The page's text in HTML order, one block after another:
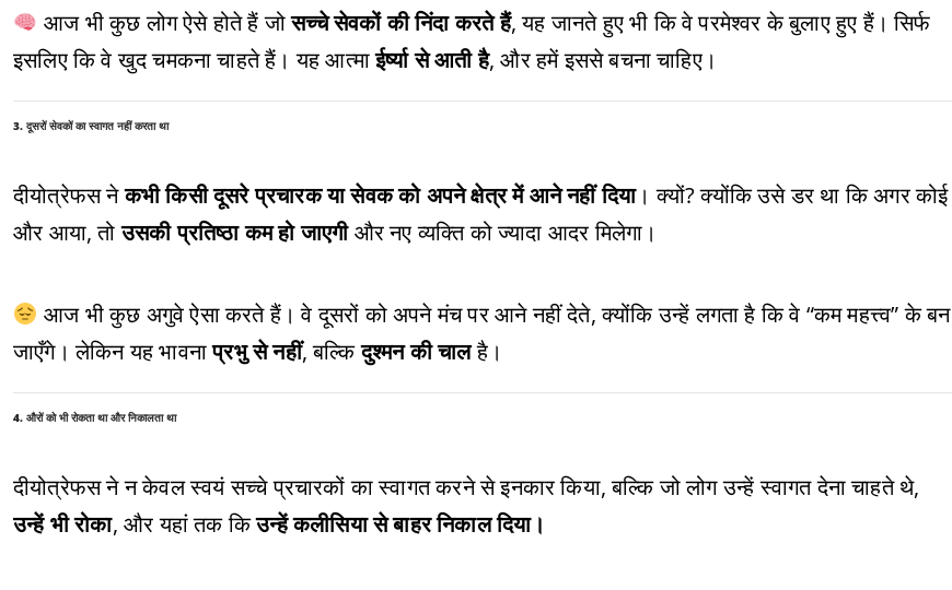
आज भी कुछ लोग ऐसे होते हैं जोसच्चे सेवकों की निंदा करते हैं, यह जानते हुए भी कि वे परमेश्वर के बुलाए हुए हैं। सिर्फ
इसलिए कि वे खुद चमकना चाहते हैं। यह आत्माईर्ष्या से आती है, और हमें इससे बचना चाहिए।
3. दूसरों सेवकों का स्वागत नहीं करता था
दीयोत्रेफस नेकभी किसी दूसरे प्रचारक या सेवक को अपने क्षेत्र में आने नहीं दिया। क्यों? क्योंकि उसे डर था कि अगर कोई
और आया, तोउसकी प्रतिष्ठा कम हो जाएगीऔर नए व्यक्ति को ज्यादा आदर मिलेगा।
आज भी कुछ अगुवे ऐसा करते हैं। वे दूसरों को अपने मंच पर आने नहीं देते, क्योंकि उन्हें लगता है कि वे “कम महत्त्व” के बन
जाएँगे। लेकिन यह भावनाप्रभु से नहीं, बल्किदुश्मन की चालहै।
4. औरों को भी रोकता था और निकालता था
दीयोत्रेफस ने न केवल स्वयं सच्चे प्रचारकों का स्वागत करने से इनकार किया, बल्कि जो लोग उन्हें स्वागत देना चाहते थे,
उन्हें भी रोका, और यहां तक किउन्हें कलीसिया से बाहर निकाल दिया।